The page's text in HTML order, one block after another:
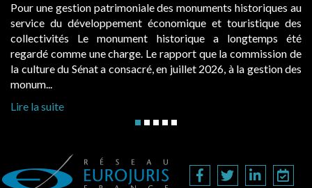
des monuments historiques au
et touristique des
historique a longtemps été
rapport que la commission de
en juillet 2026, à la gestion des
Evocatrices des bains de
également un beau sujet
public, elles donnent lieu au
d’occupation. Saisies par des